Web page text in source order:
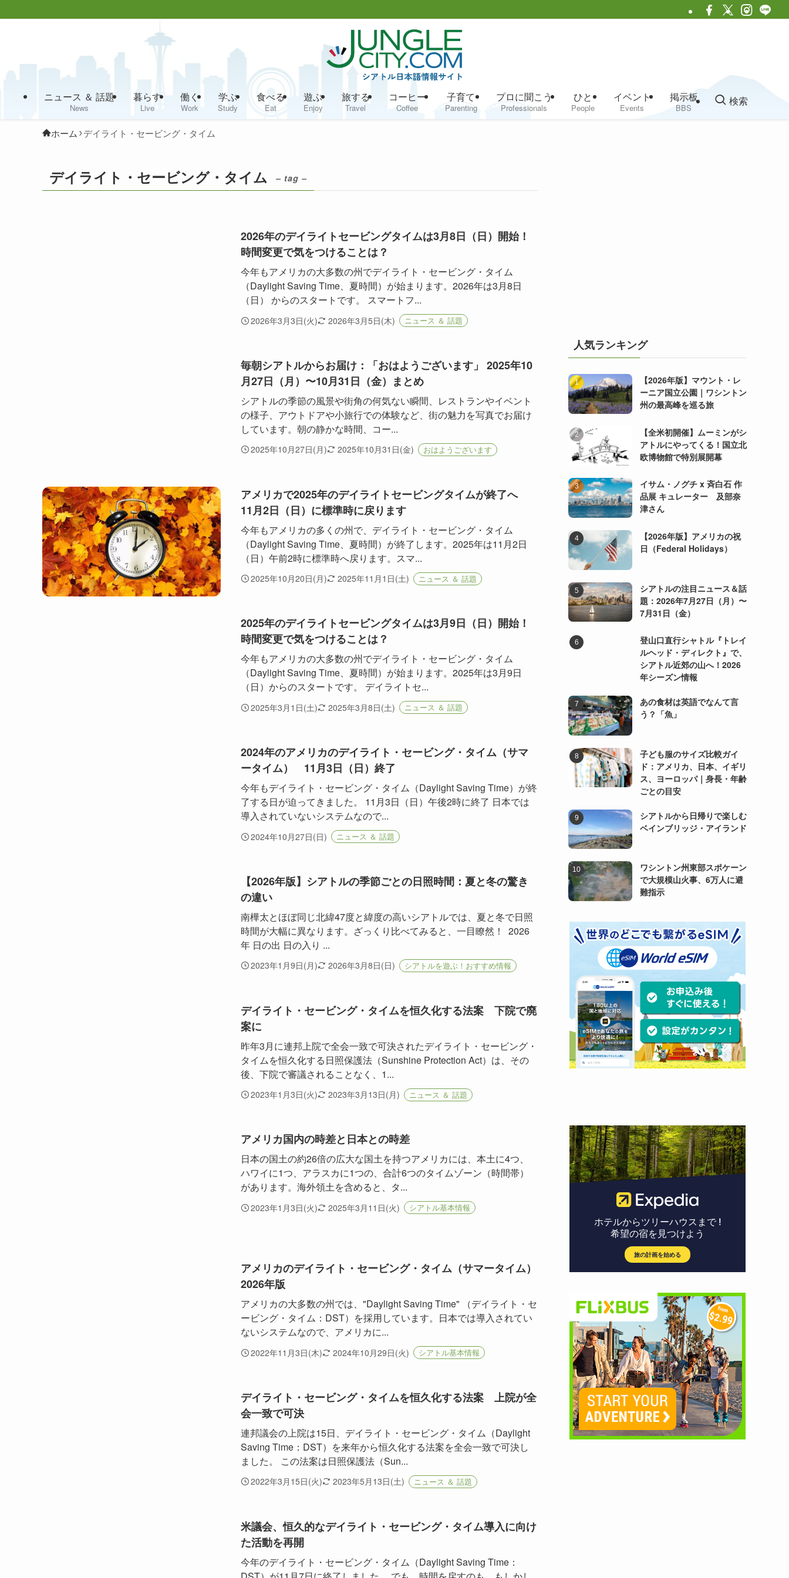
ニュース ＆ 話題
News
暮らす
Live
働く
Work
学ぶ
Study
食べる
Eat
遊ぶ
Enjoy
旅する
Travel
コーヒー
Coffee
子育て
Parenting
プロに聞こう
Professionals
ひと
People
イベント
Events
掲示板
BBS
検索
ホーム デイライト・セービング・タイム
デイライト・セービング・タイム – tag –
2026年のデイライトセービングタイムは3月8日（日）開始！
時間変更で気をつけることは？
今年もアメリカの大多数の州でデイライト・セービング・タイム
（Daylight Saving Time、夏時間）が始まります。2026年は3月8日
（日） からのスタートです。 スマートフ...
2026年3月3日(火) 2026年3月5日(木) ニュース ＆ 話題
毎朝シアトルからお届け：「おはようございます」 2025年10
月27日（月）〜10月31日（金）まとめ
シアトルの季節の風景や街角の何気ない瞬間、レストランやイベント
の様子、アウトドアや小旅行での体験など、街の魅力を写真でお届け
しています。朝の静かな時間、コー...
2025年10月27日(月) 2025年10月31日(金) おはようございます
アメリカで2025年のデイライトセービングタイムが終了へ
11月2日（日）に標準時に戻ります
今年もアメリカの多くの州で、デイライト・セービング・タイム
（Daylight Saving Time、夏時間）が終了します。2025年は11月2日
（日）午前2時に標準時へ戻ります。スマ...
2025年10月20日(月) 2025年11月1日(土) ニュース ＆ 話題
2025年のデイライトセービングタイムは3月9日（日）開始！
時間変更で気をつけることは？
今年もアメリカの大多数の州でデイライト・セービング・タイム
（Daylight Saving Time、夏時間）が始まります。2025年は3月9日
（日）からのスタートです。 デイライトセ...
2025年3月1日(土) 2025年3月8日(土) ニュース ＆ 話題
2024年のアメリカのデイライト・セービング・タイム（サマ
ータイム） 11月3日（日）終了
今年もデイライト・セービング・タイム（Daylight Saving Time）が終
了する日が迫ってきました。 11月3日（日）午後2時に終了 日本では
導入されていないシステムなので...
2024年10月27日(日) ニュース ＆ 話題
【2026年版】シアトルの季節ごとの日照時間：夏と冬の驚き
の違い
南樺太とほぼ同じ北緯47度と緯度の高いシアトルでは、夏と冬で日照
時間が大幅に異なります。ざっくり比べてみると、一目瞭然！ 2026
年 日の出 日の入り ...
2023年1月9日(月) 2026年3月8日(日) シアトルを遊ぶ！おすすめ情報
デイライト・セービング・タイムを恒久化する法案 下院で廃
案に
昨年3月に連邦上院で全会一致で可決されたデイライト・セービング・
タイムを恒久化する日照保護法（Sunshine Protection Act）は、その
後、下院で審議されることなく、1...
2023年1月3日(火) 2023年3月13日(月) ニュース ＆ 話題
アメリカ国内の時差と日本との時差
日本の国土の約26倍の広大な国土を持つアメリカには、本土に4つ、
ハワイに1つ、アラスカに1つの、合計6つのタイムゾーン（時間帯）
があります。海外領土を含めると、タ...
2023年1月3日(火) 2025年3月11日(火) シアトル基本情報
アメリカのデイライト・セービング・タイム（サマータイム）
2026年版
アメリカの大多数の州では、"Daylight Saving Time" （デイライト・セ
ービング・タイム：DST）を採用しています。日本では導入されてい
ないシステムなので、アメリカに...
2022年11月3日(木) 2024年10月29日(火) シアトル基本情報
デイライト・セービング・タイムを恒久化する法案 上院が全
会一致で可決
連邦議会の上院は15日、デイライト・セービング・タイム（Daylight
Saving Time：DST）を来年から恒久化する法案を全会一致で可決し
ました。 この法案は日照保護法（Sun...
2022年3月15日(火) 2023年5月13日(土) ニュース ＆ 話題
米議会、恒久的なデイライト・セービング・タイム導入に向け
た活動を再開
今年のデイライト・セービング・タイム（Daylight Saving Time：
人気ランキング
【2026年版】マウント・レ
ーニア国立公園｜ワシントン
州の最高峰を巡る旅
【全米初開催】ムーミンがシ
アトルにやってくる！国立北
欧博物館で特別展開幕
イサム・ノグチ x 斉白石 作
品展 キュレーター 及部奈
津さん
【2026年版】アメリカの祝
日（Federal Holidays）
シアトルの注目ニュース＆話
題：2026年7月27日（月）〜
7月31日（金）
登山口直行シャトル『トレイ
ルヘッド・ディレクト』で、
シアトル近郊の山へ！2026
年シーズン情報
あの食材は英語でなんて言
う？「魚」
子ども服のサイズ比較ガイ
ド：アメリカ、日本、イギリ
ス、ヨーロッパ｜身長・年齢
ごとの目安
シアトルから日帰りで楽しむ
ベインブリッジ・アイランド
ワシントン州東部スポケーン
で大規模山火事、6万人に避
難指示